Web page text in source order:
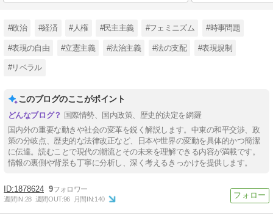
#政治 #経済 #人権 #民主主義 #フェミニズム #時事問題
#表現の自由 #立憲主義 #法治主義 #法の支配 #表現規制
#リベラル
このブログのここがポイント
国際情勢、国内政策、歴史的決定を網羅
国内外の重要な動きや社会の変革を鋭く解説します。中東の和平交渉、政
策の分岐点、歴史的な法律改正など、日本や世界の変動を具体的かつ簡潔
に伝達。読むことで現代の潮流とその未来を理解できる内容が満載です。
情報の裏側や背景も丁寧に分析し、深く考えるきっかけを提供します。
1878624 9
週間IN:28 週間OUT:96 月間IN:140